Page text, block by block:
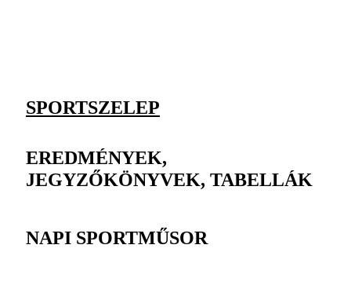
SPORTSZELEP
EREDMÉNYEK,
JEGYZŐKÖNYVEK, TABELLÁK
NAPI SPORTMŰSOR